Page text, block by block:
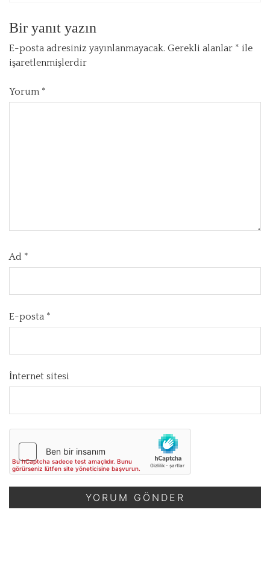
Bir yanıt yazın
E-posta adresiniz yayınlanmayacak. Gerekli alanlar * ile
işaretlenmişlerdir
Yorum *
Ad *
E-posta *
İnternet sitesi